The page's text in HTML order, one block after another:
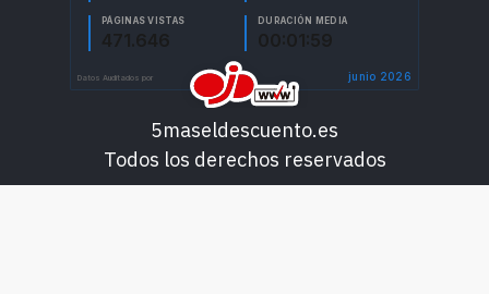
5maseldescuento.es
Todos los derechos reservados